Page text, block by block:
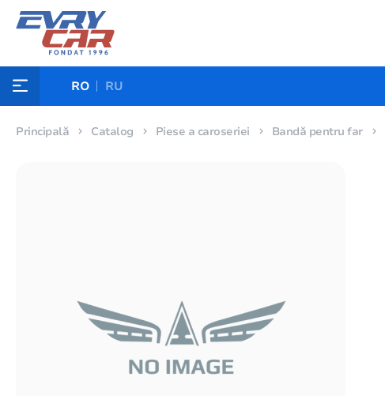
RO RU
Principală Catalog Piese a caroseriei Bandă pentru far